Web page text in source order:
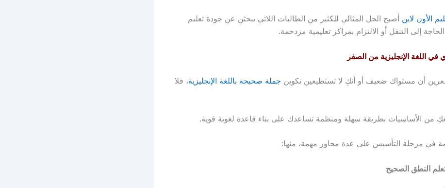
الأون لاين أصبح الحل المثالي للكثير من الطالبات اللاتي يبحثن عن جودة تعليم
إلى التنقل أو الالتزام بمراكز تعليمية مزدحمة.
اللغة الإنجليزية من الصفر
أن مستواك ضعيف أو أنكِ لا تستطيعين تكوين جملة صحيحة باللغة الإنجليزية، فلا
من الأساسيات بطريقة سهلة ومنظمة تساعدك على بناء قاعدة لغوية قوية.
في مرحلة التأسيس على عدة محاور مهمة، منها:
النطق الصحيح